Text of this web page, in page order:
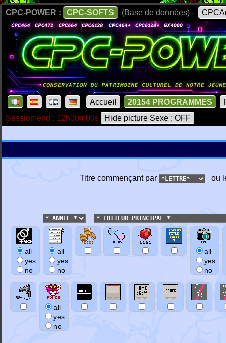
CPC-POWER : CPC-SOFTS (Base de données) -
Accueil 20154 PROGRAMMES
Session end : 12h00m00s
Hide picture Sexe : OFF
Titre commençant par ou
all
yes
no
all
yes
no
all
yes
no
all
yes
no